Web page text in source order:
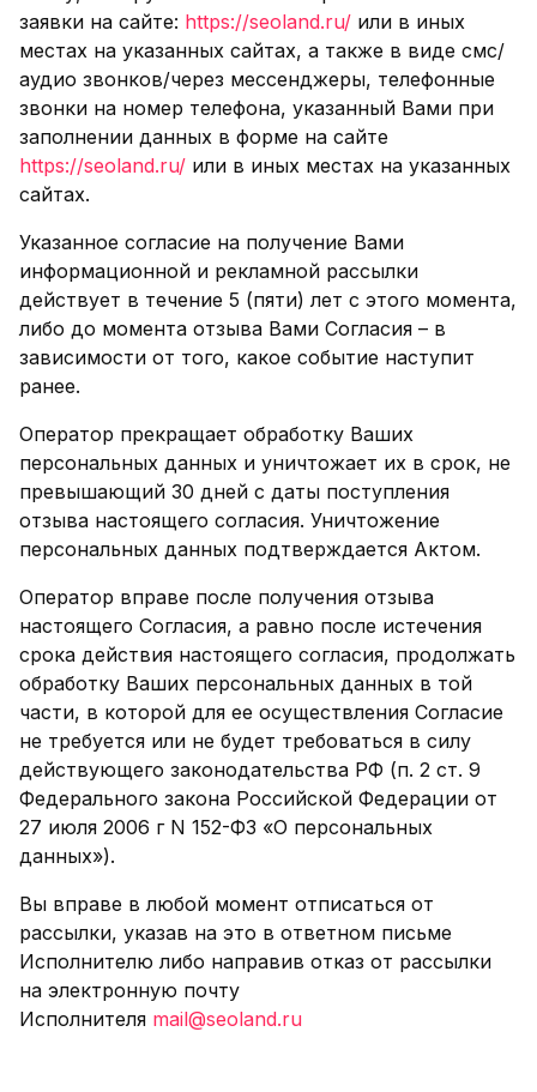
заявки на сайте: https://seoland.ru/ или в иных
местах на указанных сайтах, а также в виде смс/
аудио звонков/через мессенджеры, телефонные
звонки на номер телефона, указанный Вами при
заполнении данных в форме на сайте
https://seoland.ru/ или в иных местах на указанных
сайтах.
Указанное согласие на получение Вами
информационной и рекламной рассылки
действует в течение 5 (пяти) лет с этого момента,
либо до момента отзыва Вами Согласия – в
зависимости от того, какое событие наступит
ранее.
Оператор прекращает обработку Ваших
персональных данных и уничтожает их в срок, не
превышающий 30 дней с даты поступления
отзыва настоящего согласия. Уничтожение
персональных данных подтверждается Актом.
Оператор вправе после получения отзыва
настоящего Согласия, а равно после истечения
срока действия настоящего согласия, продолжать
обработку Ваших персональных данных в той
части, в которой для ее осуществления Согласие
не требуется или не будет требоваться в силу
действующего законодательства РФ (п. 2 ст. 9
Федерального закона Российской Федерации от
27 июля 2006 г N 152-ФЗ «О персональных
данных»).
Вы вправе в любой момент отписаться от
рассылки, указав на это в ответном письме
Исполнителю либо направив отказ от рассылки
на электронную почту
Исполнителя mail@seoland.ru